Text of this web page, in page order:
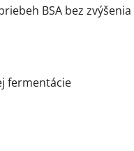
BSA bez
fermentácie